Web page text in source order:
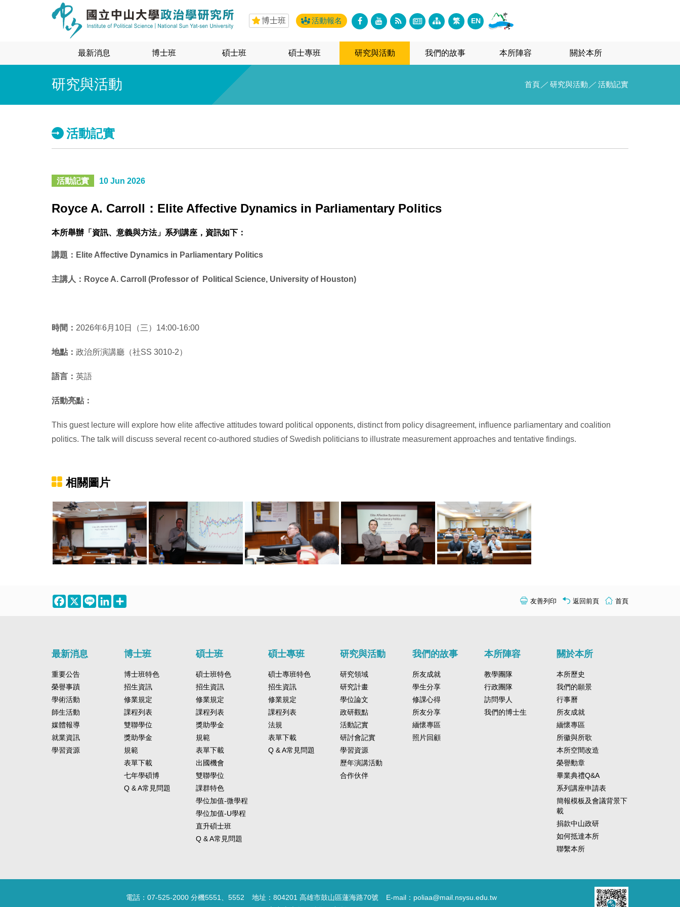
博士班 活動報名 繁 EN
最新消息 博士班 碩士班 碩士專班 研究與活動 我們的故事 本所陣容 關於本所
研究與活動 首頁 ／ 研究與活動 ／ 活動記實
活動記實
活動記實 10 Jun 2026
Royce A. Carroll：Elite Affective Dynamics in Parliamentary Politics
本所舉辦「資訊、意義與方法」系列講座，資訊如下：
講題：Elite Affective Dynamics in Parliamentary Politics
主講人：Royce A. Carroll (Professor of Political Science, University of Houston)
時間： 2026年6月10日（三）14:00-16:00
地點： 政治所演講廳（社SS 3010-2）
語言： 英語
活動亮點：
This guest lecture will explore how elite affective attitudes toward political opponents, distinct from policy disagreement, influence parliamentary and coalition
politics. The talk will discuss several recent co-authored studies of Swedish politicians to illustrate measurement approaches and tentative findings.
相關圖片
Facebook
X Line LinkedIn 友善列印 返回前頁 首頁
最新消息
重要公告
榮譽事蹟
學術活動
師生活動
媒體報導
就業資訊
學習資源
博士班
博士班特色
招生資訊
修業規定
課程列表
雙聯學位
獎助學金
規範
表單下載
七年學碩博
Q & A常見問題
碩士班
碩士班特色
招生資訊
修業規定
課程列表
獎助學金
規範
表單下載
出國機會
雙聯學位
課群特色
學位加值-微學程
學位加值-U學程
直升碩士班
Q & A常見問題
碩士專班
碩士專班特色
招生資訊
修業規定
課程列表
法規
表單下載
Q & A常見問題
研究與活動
研究領域
研究計畫
學位論文
政研觀點
活動記實
研討會記實
學習資源
歷年演講活動
合作伙伴
我們的故事
所友成就
學生分享
修課心得
所友分享
緬懷專區
照片回顧
本所陣容
教學團隊
行政團隊
訪問學人
我們的博士生
關於本所
本所歷史
我們的願景
行事曆
所友成就
緬懷專區
所徽與所歌
本所空間改造
榮譽勳章
畢業典禮Q&A
系列講座申請表
簡報模板及會議背景下
載
捐款中山政研
如何抵達本所
聯繫本所
電話：07-525-2000 分機5551、5552 地址：804201 高雄市鼓山區蓮海路70號
E-mail：poliaa@mail.nsysu.edu.tw